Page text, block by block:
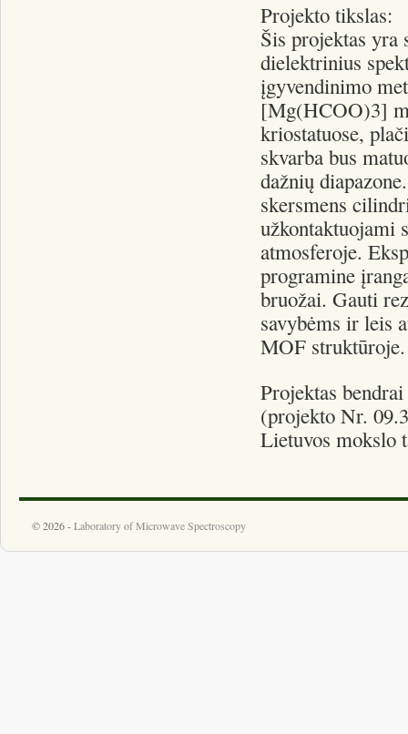
Projekto tikslas:
Šis projektas
dielektrinius
įgyvendinimo
[Mg(HCOO)3]
kriostatuose,
skvarba bus
dažnių
skersmens
užkontaktuojami
atmosferoje.
programine
bruožai. Gauti
savybėms ir leis
MOF struktūroje.
Projektas
(projekto Nr.
Lietuvos mokslo
© 2026 -Laboratory of Microwave Spectroscopy